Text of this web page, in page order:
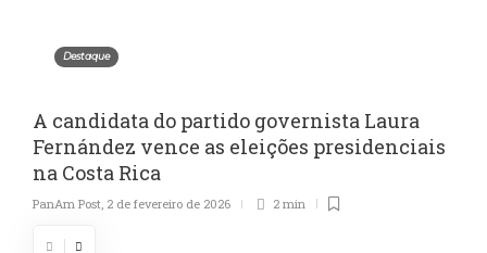
Destaque
A candidata do partido governista Laura
Fernández vence as eleições presidenciais
na Costa Rica
PanAm Post 2 de fevereiro de 2026 2 min